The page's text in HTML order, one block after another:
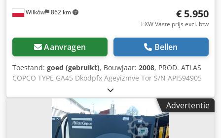
Wilków 862 km € 5.950
EXW Vaste prijs excl. btw
Aanvragen Bellen
Toestand: goed (gebruikt), Bouwjaar: 2008, PROD. ATLAS
COPCO TYPE GA45 Dkodpfx Ageyizmve Tor S/N API594905
JAAR 2008 VERMOGEN (kW) 45 CAPACITEIT (m3/min) 7,18
DRUK (bar) 7,4 > 10
Advertentie